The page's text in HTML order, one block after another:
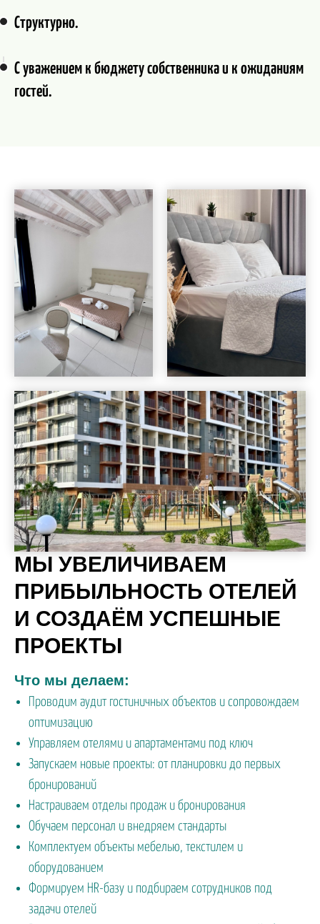
Структурно.
С уважением к бюджету собственника и к ожиданиям
гостей.
МЫ УВЕЛИЧИВАЕМ
ПРИБЫЛЬНОСТЬ ОТЕЛЕЙ
И СОЗДАЁМ УСПЕШНЫЕ
ПРОЕКТЫ
Что мы делаем:
Проводим аудит гостиничных объектов и сопровождаем
оптимизацию
Управляем отелями и апартаментами под ключ
Запускаем новые проекты: от планировки до первых
бронирований
Настраиваем отделы продаж и бронирования
Обучаем персонал и внедряем стандарты
Комплектуем объекты мебелью, текстилем и
оборудованием
Формируем HR-базу и подбираем сотрудников под
задачи отелей